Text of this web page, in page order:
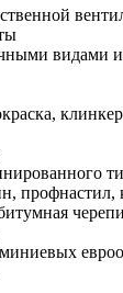
видами
профнастил,